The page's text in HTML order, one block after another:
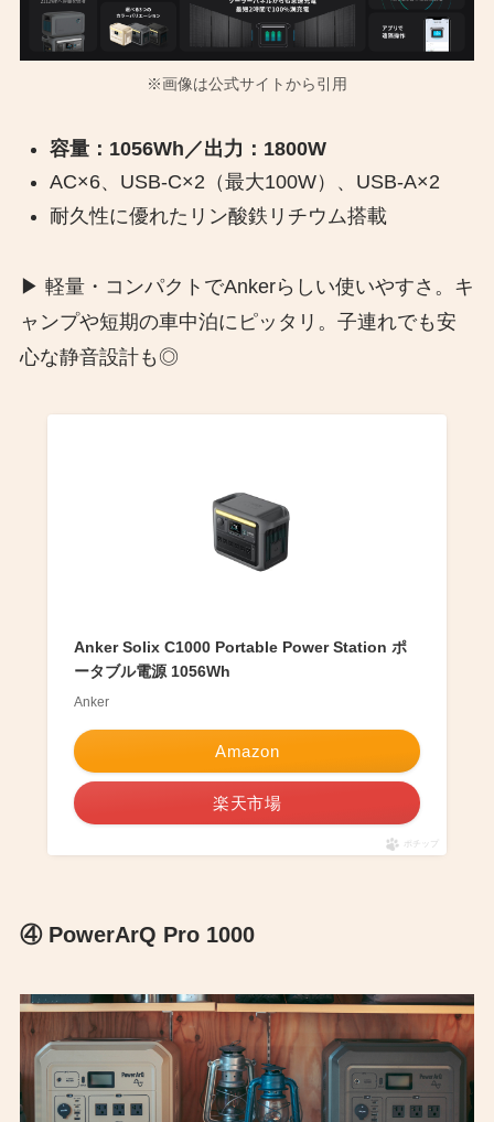
※画像は公式サイトから引用
容量：1056Wh／出力：1800W
AC×6、USB-C×2（最大100W）、USB-A×2
耐久性に優れたリン酸鉄リチウム搭載
▶︎ 軽量・コンパクトでAnkerらしい使いやすさ。キ
ャンプや短期の車中泊にピッタリ。子連れでも安
心な静音設計も◎
Anker Solix C1000 Portable Power Station ポ
ータブル電源 1056Wh
Anker
Amazon
楽天市場
ポチップ
④ PowerArQ Pro 1000